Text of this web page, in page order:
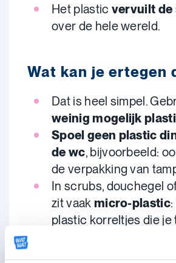
Het plastic vervuilt de
over de hele wereld.
Wat kan je ertegen
Dat is heel simpel.
weinig mogelijk
Spoel geen plastic
de wc, bijvoorbeeld:
de verpakking van
In scrubs, douchegel
zit vaak micro-plastic
plastic korreltjes die je
huid glad schuren.
klein, ze zijn heel